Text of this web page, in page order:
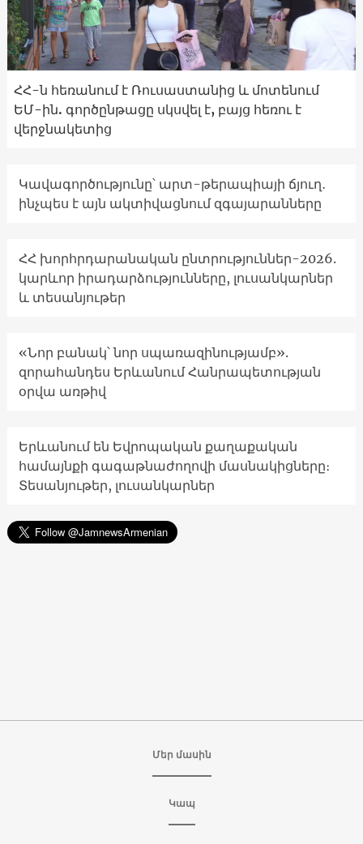
ՀՀ-ն հեռանում է Ռուսաստանից և մոտենում
ԵՄ-ին. գործընթացը սկսվել է, բայց հեռու է
վերջնակետից
Կավագործությունը՝ արտ-թերապիայի ճյուղ․
ինչպես է այն ակտիվացնում զգայարանները
ՀՀ խորհրդարանական ընտրություններ-2026.
կարևոր իրադարձությունները, լուսանկարներ
և տեսանյութեր
«Նոր բանակ՝ նոր սպառազինությամբ».
զորահանդես Երևանում Հանրապետության
օրվա առթիվ
Երևանում են Եվրոպական քաղաքական
համայնքի գագաթնաժողովի մասնակիցները։
Տեսանյութեր, լուսանկարներ
Մեր մասին
Կապ